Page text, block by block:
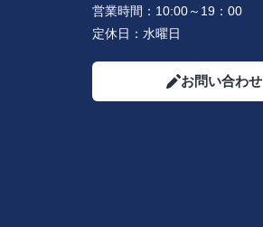
営業時間： 10:00～19：00
定休日： 水曜日
お問い合わせ